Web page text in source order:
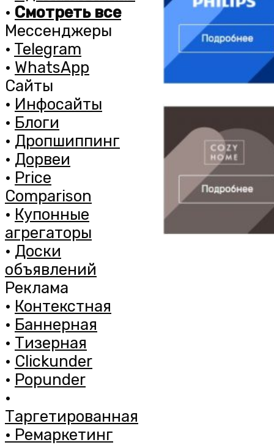
• Смотреть все
Мессенджеры
• Telegram
• WhatsApp
Сайты
• Инфосайты
• Блоги
• Дропшиппинг
• Дорвеи
• Price
Comparison
• Купонные
агрегаторы
• Доски
объявлений
Реклама
• Контекстная
• Баннерная
• Тизерная
• Clickunder
• Popunder
•
Таргетированная
• Ремаркетинг